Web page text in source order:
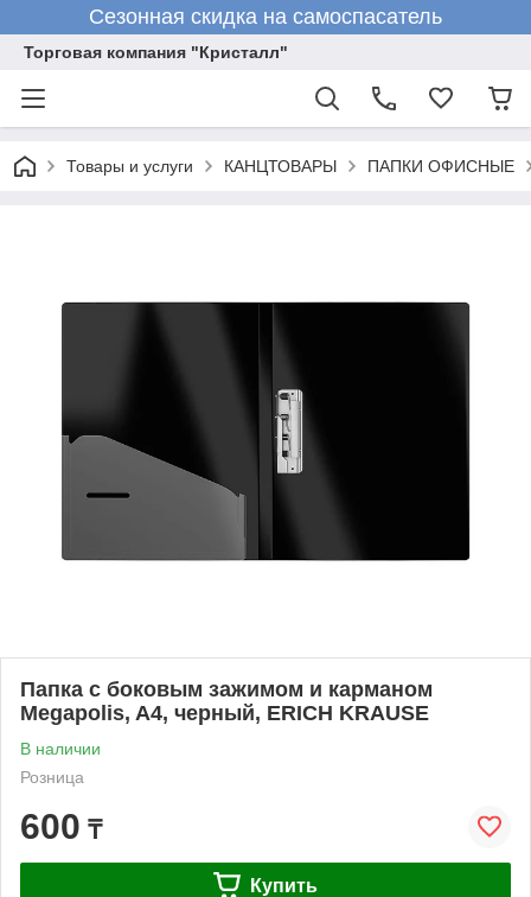
Сезонная скидка на самоспасатель
Торговая компания "Кристалл"
Товары и услуги КАНЦТОВАРЫ ПАПКИ ОФИСНЫЕ
Папка с боковым зажимом и карманом
Megapolis, A4, черный, ERICH KRAUSE
В наличии
Розница
600 ₸
Купить